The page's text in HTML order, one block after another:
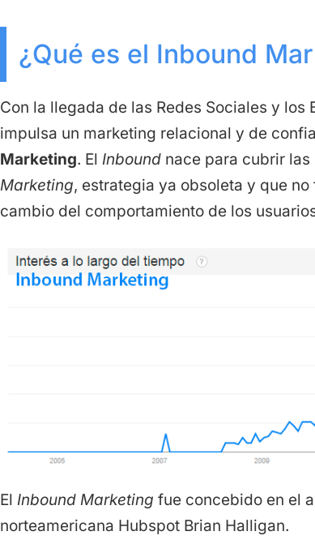
¿Qué es el Inbound
Con la llegada de las Redes Sociales y
impulsa un marketing relacional y de
Marketing. El Inbound nace para cubrir
Marketing, estrategia ya obsoleta y que
cambio del comportamiento de los
El Inbound Marketing fue concebido en el
norteamericana Hubspot Brian Halligan.